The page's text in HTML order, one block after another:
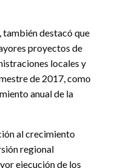
también destacó que
proyectos de
locales y
de 2017, como
anual de la
al crecimiento
regional
ejecución de los